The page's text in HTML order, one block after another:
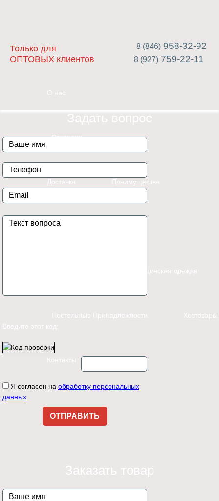
Только для
ОПТОВЫХ клиентов
8 (846) 958-32-92
8 (927) 759-22-11
О нас
Вакансии
Доставка Преимущества
Каталог
Медицинская одежда
Постельные Принадлежности Хозтовары
Контакты
Задать вопрос
Введите этот код:
Я согласен на обработку персональных
данных
Заказать товар